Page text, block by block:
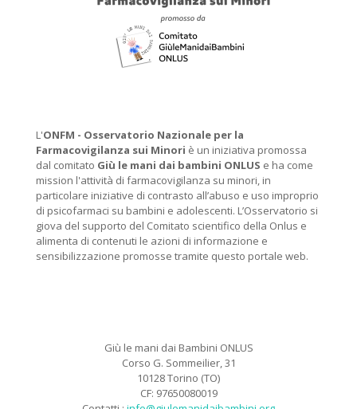
L'ONFM - Osservatorio Nazionale per la
Farmacovigilanza sui Minori è un iniziativa promossa
dal comitato Giù le mani dai bambini ONLUS e ha come
mission l'attività di farmacovigilanza su minori, in
particolare iniziative di contrasto all’abuso e uso improprio
di psicofarmaci su bambini e adolescenti. L’Osservatorio si
giova del supporto del Comitato scientifico della Onlus e
alimenta di contenuti le azioni di informazione e
sensibilizzazione promosse tramite questo portale web.
Giù le mani dai Bambini ONLUS
Corso G. Sommeilier, 31
10128 Torino (TO)
CF: 97650080019